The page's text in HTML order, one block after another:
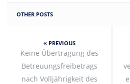
OTHER POSTS
« PREVIOUS
Keine Übertragung des
Betreuungsfreibetrags
nach Volljährigkeit des